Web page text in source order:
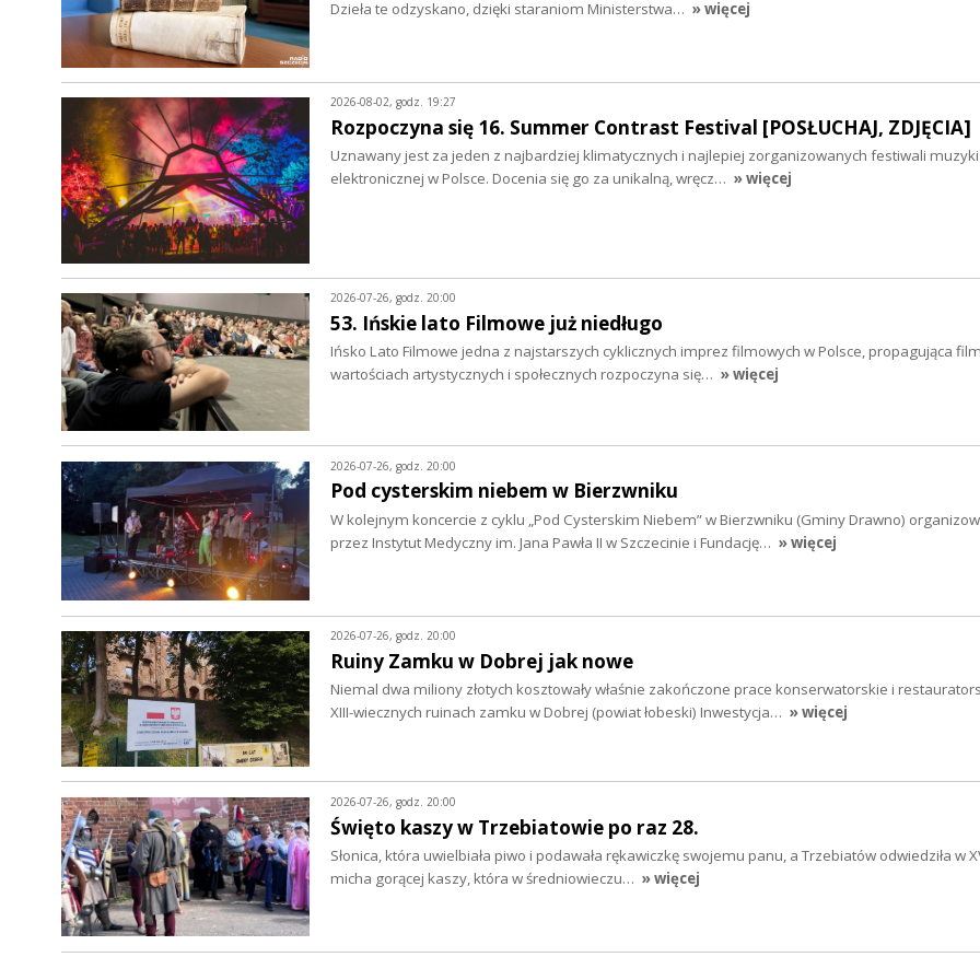
Dzieła te odzyskano, dzięki staraniom Ministerstwa… » więcej
2026-08-02, godz. 19:27
Rozpoczyna się 16. Summer Contrast Festival [POSŁUCHAJ, ZDJĘCIA]
Uznawany jest za jeden z najbardziej klimatycznych i najlepiej zorganizowanych festiwali muzyki
elektronicznej w Polsce. Docenia się go za unikalną, wręcz… » więcej
2026-07-26, godz. 20:00
53. Ińskie lato Filmowe już niedługo
Ińsko Lato Filmowe jedna z najstarszych cyklicznych imprez filmowych w Polsce, propagująca
wartościach artystycznych i społecznych rozpoczyna się… » więcej
2026-07-26, godz. 20:00
Pod cysterskim niebem w Bierzwniku
W kolejnym koncercie z cyklu „Pod Cysterskim Niebem” w Bierzwniku (Gminy Drawno)
przez Instytut Medyczny im. Jana Pawła II w Szczecinie i Fundację… » więcej
2026-07-26, godz. 20:00
Ruiny Zamku w Dobrej jak nowe
Niemal dwa miliony złotych kosztowały właśnie zakończone prace konserwatorskie i
XIII-wiecznych ruinach zamku w Dobrej (powiat łobeski) Inwestycja… » więcej
2026-07-26, godz. 20:00
Święto kaszy w Trzebiatowie po raz 28.
Słonica, która uwielbiała piwo i podawała rękawiczkę swojemu panu, a Trzebiatów odwiedziła w
micha gorącej kaszy, która w średniowieczu… » więcej